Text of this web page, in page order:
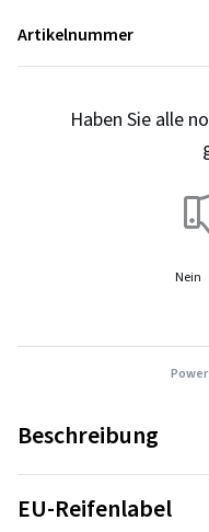
Artikelnummer
Haben Sie alle
Nein
Beschreibung
Die doppellagige
verringern den
EU-Reifenlabel